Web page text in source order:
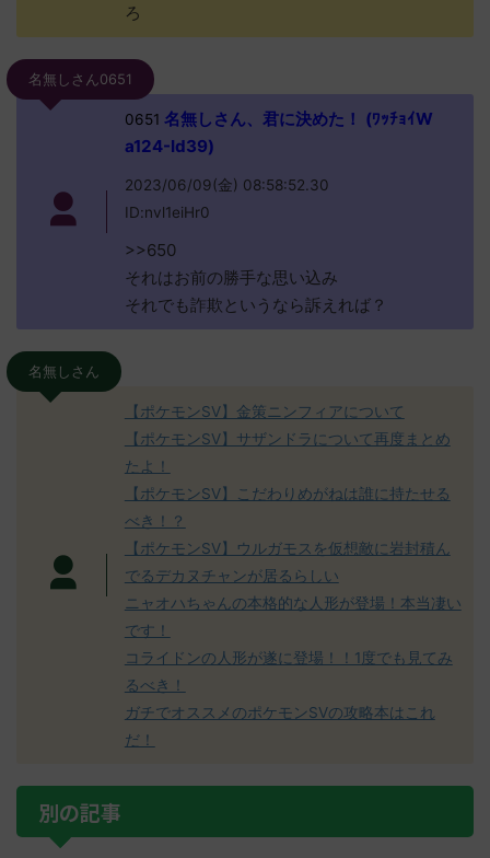
ろ
名無しさん0651
0651 名無しさん、君に決めた！ (ﾜｯﾁｮｲW
a124-Id39)
2023/06/09(金) 08:58:52.30
ID:nvl1eiHr0
>>650
それはお前の勝手な思い込み
それでも詐欺というなら訴えれば？
名無しさん
【ポケモンSV】金策ニンフィアについて
【ポケモンSV】サザンドラについて再度まとめ
たよ！
【ポケモンSV】こだわりめがねは誰に持たせる
べき！？
【ポケモンSV】ウルガモスを仮想敵に岩封積ん
でるデカヌチャンが居るらしい
ニャオハちゃんの本格的な人形が登場！本当凄い
です！
コライドンの人形が遂に登場！！1度でも見てみ
るべき！
ガチでオススメのポケモンSVの攻略本はこれ
だ！
別の記事